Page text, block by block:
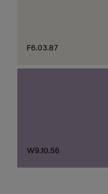
F6.03.87
W9.10.56